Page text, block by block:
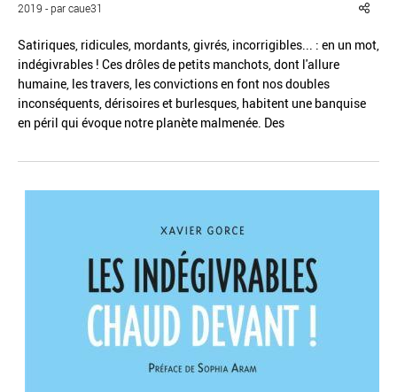
Réinitialiser Fermer la recherche avancée
2019 - par caue31
Satiriques, ridicules, mordants, givrés, incorrigibles... : en un mot,
indégivrables ! Ces drôles de petits manchots, dont l'allure
humaine, les travers, les convictions en font nos doubles
inconséquents, dérisoires et burlesques, habitent une banquise
en péril qui évoque notre planète malmenée. Des